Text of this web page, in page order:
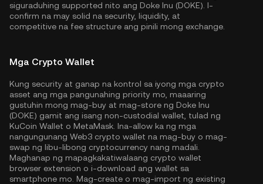
siguraduhing supported nito ang Doke Inu (DOKE). I-
confirm na may solid na security, liquidity, at
competitive na fee structure ang pinili mong exchange.
Mga Crypto Wallet
Kung security at ganap na kontrol sa iyong mga crypto
asset ang mga pangunahing priority mo, maaaring
gustuhin mong mag-buy at mag-store ng Doke Inu
(DOKE) gamit ang isang non-custodial wallet, tulad ng
KuCoin Wallet o MetaMask. Ina-allow ka ng mga
nangungunang Web3 crypto wallet na mag-buy o mag-
swap ng libu-libong cryptocurrency nang madali.
Maghanap ng mapagkakatiwalaang crypto wallet
browser extension o i-download ang wallet sa
smartphone mo. Mag-create o mag-import ng existing